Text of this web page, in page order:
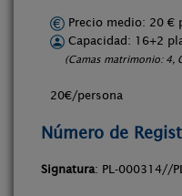
Precio medio: 20 €
Capacidad: 16+2
(Camas matrimonio: 4,
20€/persona
Número de
Signatura: PL-000314//